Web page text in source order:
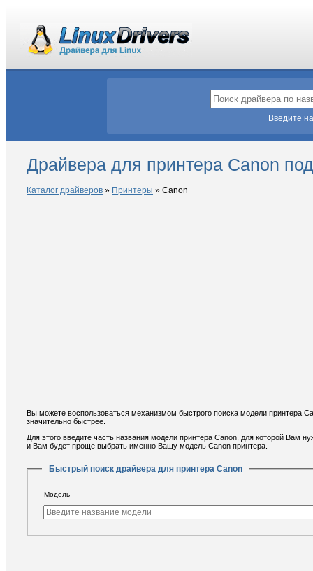
Введите
Драйвера для принтера Canon
Каталог драйверов » Принтеры » Canon
Вы можете воспользоваться механизмом быстрого поиска модели принтера
значительно быстрее.
Для этого введите часть названия модели принтера Canon, для которой Вам
и Вам будет проще выбрать именно Вашу модель Canon принтера.
Быстрый поиск драйвера для принтера Canon
Модель